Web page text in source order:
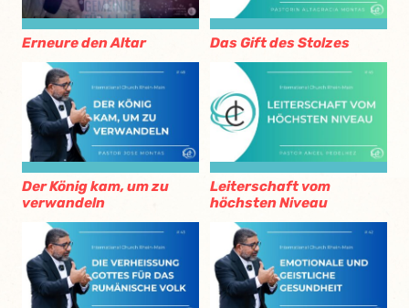
Erneure den Altar Das Gift des Stolzes
Der König kam, um zu
verwandeln
Leiterschaft vom
höchsten Niveau